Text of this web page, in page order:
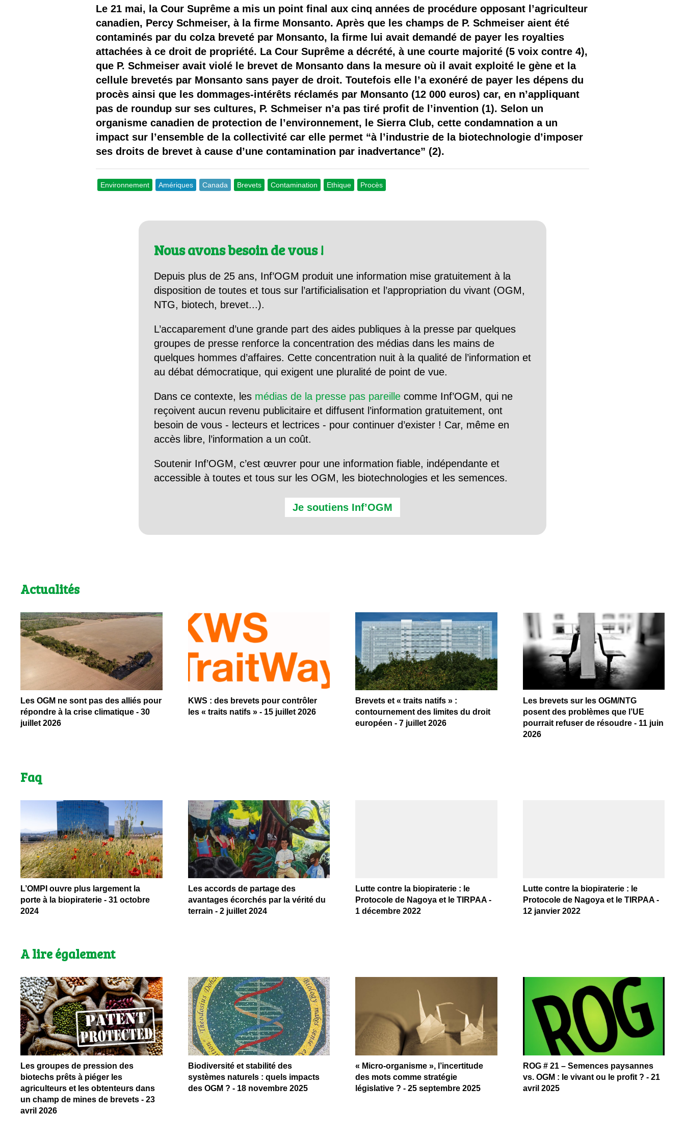
Il y a semence…. et semence
Quels sont les avantages et les inconvénients des OGM ?
Le 21 mai, la Cour Suprême a mis un point final aux cinq années de procédure opposant l’agriculteur
canadien, Percy Schmeiser, à la firme Monsanto. Après que les champs de P. Schmeiser aient été
contaminés par du colza breveté par Monsanto, la firme lui avait demandé de payer les royalties
attachées à ce droit de propriété. La Cour Suprême a décrété, à une courte majorité (5 voix contre 4),
que P. Schmeiser avait violé le brevet de Monsanto dans la mesure où il avait exploité le gène et la
cellule brevetés par Monsanto sans payer de droit. Toutefois elle l’a exonéré de payer les dépens du
procès ainsi que les dommages-intérêts réclamés par Monsanto (12 000 euros) car, en n’appliquant
pas de roundup sur ses cultures, P. Schmeiser n’a pas tiré profit de l’invention (1). Selon un
organisme canadien de protection de l’environnement, le Sierra Club, cette condamnation a un
impact sur l’ensemble de la collectivité car elle permet “à l’industrie de la biotechnologie d’imposer
ses droits de brevet à cause d’une contamination par inadvertance” (2).
Environnement Amériques Canada Brevets Contamination Ethique Procès
Nous avons besoin de vous !
Depuis plus de 25 ans, Inf’OGM produit une information mise gratuitement à la
disposition de toutes et tous sur l’artificialisation et l’appropriation du vivant (OGM,
NTG, biotech, brevet...).
L’accaparement d’une grande part des aides publiques à la presse par quelques
groupes de presse renforce la concentration des médias dans les mains de
quelques hommes d’affaires. Cette concentration nuit à la qualité de l’information et
au débat démocratique, qui exigent une pluralité de point de vue.
Dans ce contexte, les médias de la presse pas pareille comme Inf’OGM, qui ne
reçoivent aucun revenu publicitaire et diffusent l’information gratuitement, ont
besoin de vous - lecteurs et lectrices - pour continuer d’exister ! Car, même en
accès libre, l’information a un coût.
Soutenir Inf’OGM, c’est œuvrer pour une information fiable, indépendante et
accessible à toutes et tous sur les OGM, les biotechnologies et les semences.
Je soutiens Inf’OGM
Actualités
Les OGM ne sont pas des alliés pour
répondre à la crise climatique - 30
juillet 2026
KWS : des brevets pour contrôler
les « traits natifs » - 15 juillet 2026
Brevets et « traits natifs » :
contournement des limites du droit
européen - 7 juillet 2026
Les brevets sur les OGM/NTG
posent des problèmes que l’UE
pourrait refuser de résoudre - 11 juin
2026
Faq
L’OMPI ouvre plus largement la
porte à la biopiraterie - 31 octobre
2024
Les accords de partage des
avantages écorchés par la vérité du
terrain - 2 juillet 2024
Lutte contre la biopiraterie : le
Protocole de Nagoya et le TIRPAA -
1 décembre 2022
Lutte contre la biopiraterie : le
Protocole de Nagoya et le TIRPAA -
12 janvier 2022
A lire également
Les groupes de pression des
biotechs prêts à piéger les
agriculteurs et les obtenteurs dans
un champ de mines de brevets - 23
avril 2026
Biodiversité et stabilité des
systèmes naturels : quels impacts
des OGM ? - 18 novembre 2025
« Micro-organisme », l’incertitude
des mots comme stratégie
législative ? - 25 septembre 2025
ROG # 21 – Semences paysannes
vs. OGM : le vivant ou le profit ? - 21
avril 2025